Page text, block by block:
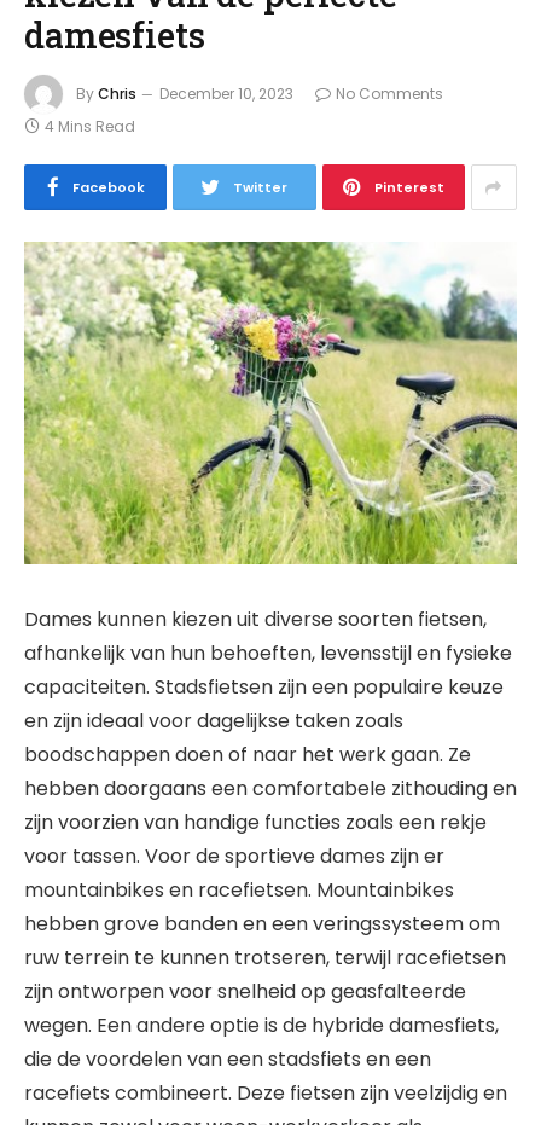
damesfiets
ByChris December 10, 2023
No Comments
4 Mins Read
Facebook Twitter Pinterest
Dames kunnen kiezen uit diverse soorten fietsen,
afhankelijk van hun behoeften, levensstijl en fysieke
capaciteiten. Stadsfietsen zijn een populaire keuze
en zijn ideaal voor dagelijkse taken zoals
boodschappen doen of naar het werk gaan. Ze
hebben doorgaans een comfortabele zithouding en
zijn voorzien van handige functies zoals een rekje
voor tassen. Voor de sportieve dames zijn er
mountainbikes en racefietsen. Mountainbikes
hebben grove banden en een veringssysteem om
ruw terrein te kunnen trotseren, terwijl racefietsen
zijn ontworpen voor snelheid op geasfalteerde
wegen. Een andere optie is de hybride damesfiets,
die de voordelen van een stadsfiets en een
racefiets combineert. Deze fietsen zijn veelzijdig en